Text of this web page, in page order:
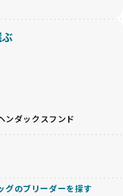
ダーを書類審査、直
く評価しています。
理だけでなく、ブリ
認しています。
て子犬をお迎えいた
いケージに閉じ込め
影響を与える可能性
幸せを第一に考え、
に直接飼い主に渡す
お迎え先を自身で確
境を整えるために直
に販売するためにペ
ンダックスフンド
グのブリーダーを探す